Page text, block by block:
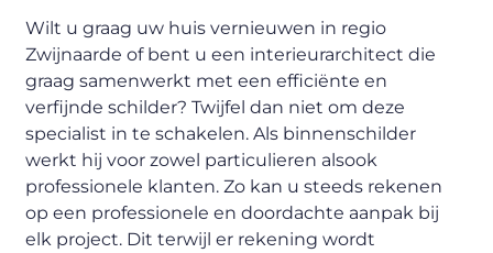
Wilt u graag uw huis vernieuwen in regio
Zwijnaarde of bent u een interieurarchitect die
graag samenwerkt met een efficiënte en
verfijnde schilder? Twijfel dan niet om deze
specialist in te schakelen. Als binnenschilder
werkt hij voor zowel particulieren alsook
professionele klanten. Zo kan u steeds rekenen
op een professionele en doordachte aanpak bij
elk project. Dit terwijl er rekening wordt